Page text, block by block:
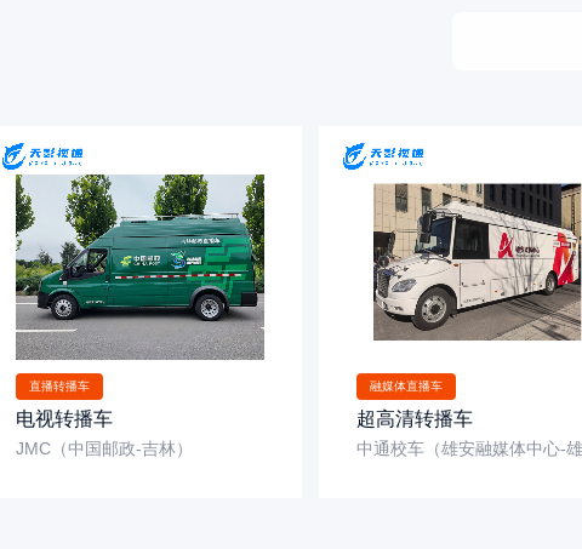
直播转播车
电视转播车
JMC（中国邮政-吉林）
融媒体直播车
超高清转播车